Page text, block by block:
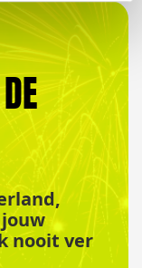
nooit ver